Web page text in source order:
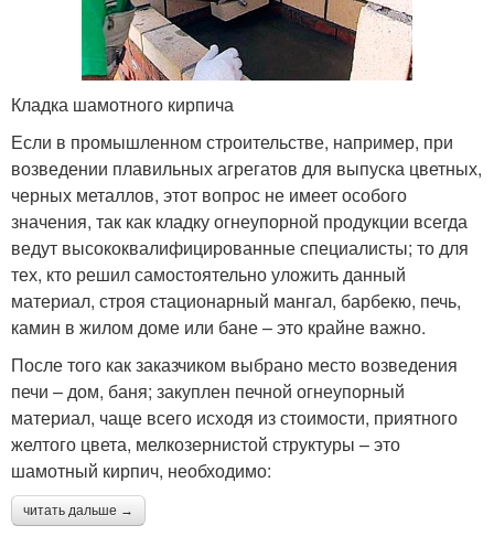
Кладка шамотного кирпича
Если в промышленном строительстве, например, при
возведении плавильных агрегатов для выпуска цветных,
черных металлов, этот вопрос не имеет особого
значения, так как кладку огнеупорной продукции всегда
ведут высококвалифицированные специалисты; то для
тех, кто решил самостоятельно уложить данный
материал, строя стационарный мангал, барбекю, печь,
камин в жилом доме или бане – это крайне важно.
После того как заказчиком выбрано место возведения
печи – дом, баня; закуплен печной огнеупорный
материал, чаще всего исходя из стоимости, приятного
желтого цвета, мелкозернистой структуры – это
шамотный кирпич, необходимо:
читать дальше →